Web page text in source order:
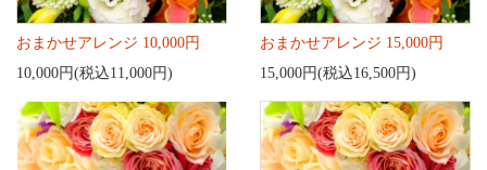
おまかせアレンジ 10,000円
10,000円(税込11,000円)
おまかせアレンジ 15,000円
15,000円(税込16,500円)